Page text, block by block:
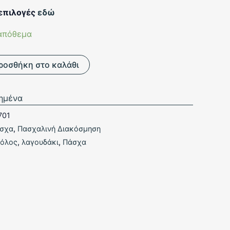
εδώ
στο καλάθι
, Πασχαλινή Διακόσμηση
, λαγουδάκι, Πάσχα